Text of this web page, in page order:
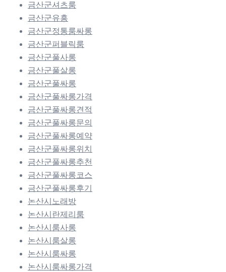
금산군셔츠룸
금산군유흥
금산군정통룸싸롱
금산군퍼블릭룸
금산군풀사롱
금산군풀살롱
금산군풀싸롱
금산군풀싸롱가격
금산군풀싸롱견적
금산군풀싸롱문의
금산군풀싸롱예약
금산군풀싸롱위치
금산군풀싸롱추천
금산군풀싸롱코스
금산군풀싸롱후기
논산시노래방
논산시란제리룸
논산시룸사롱
논산시룸살롱
논산시룸싸롱
논산시룸싸롱가격